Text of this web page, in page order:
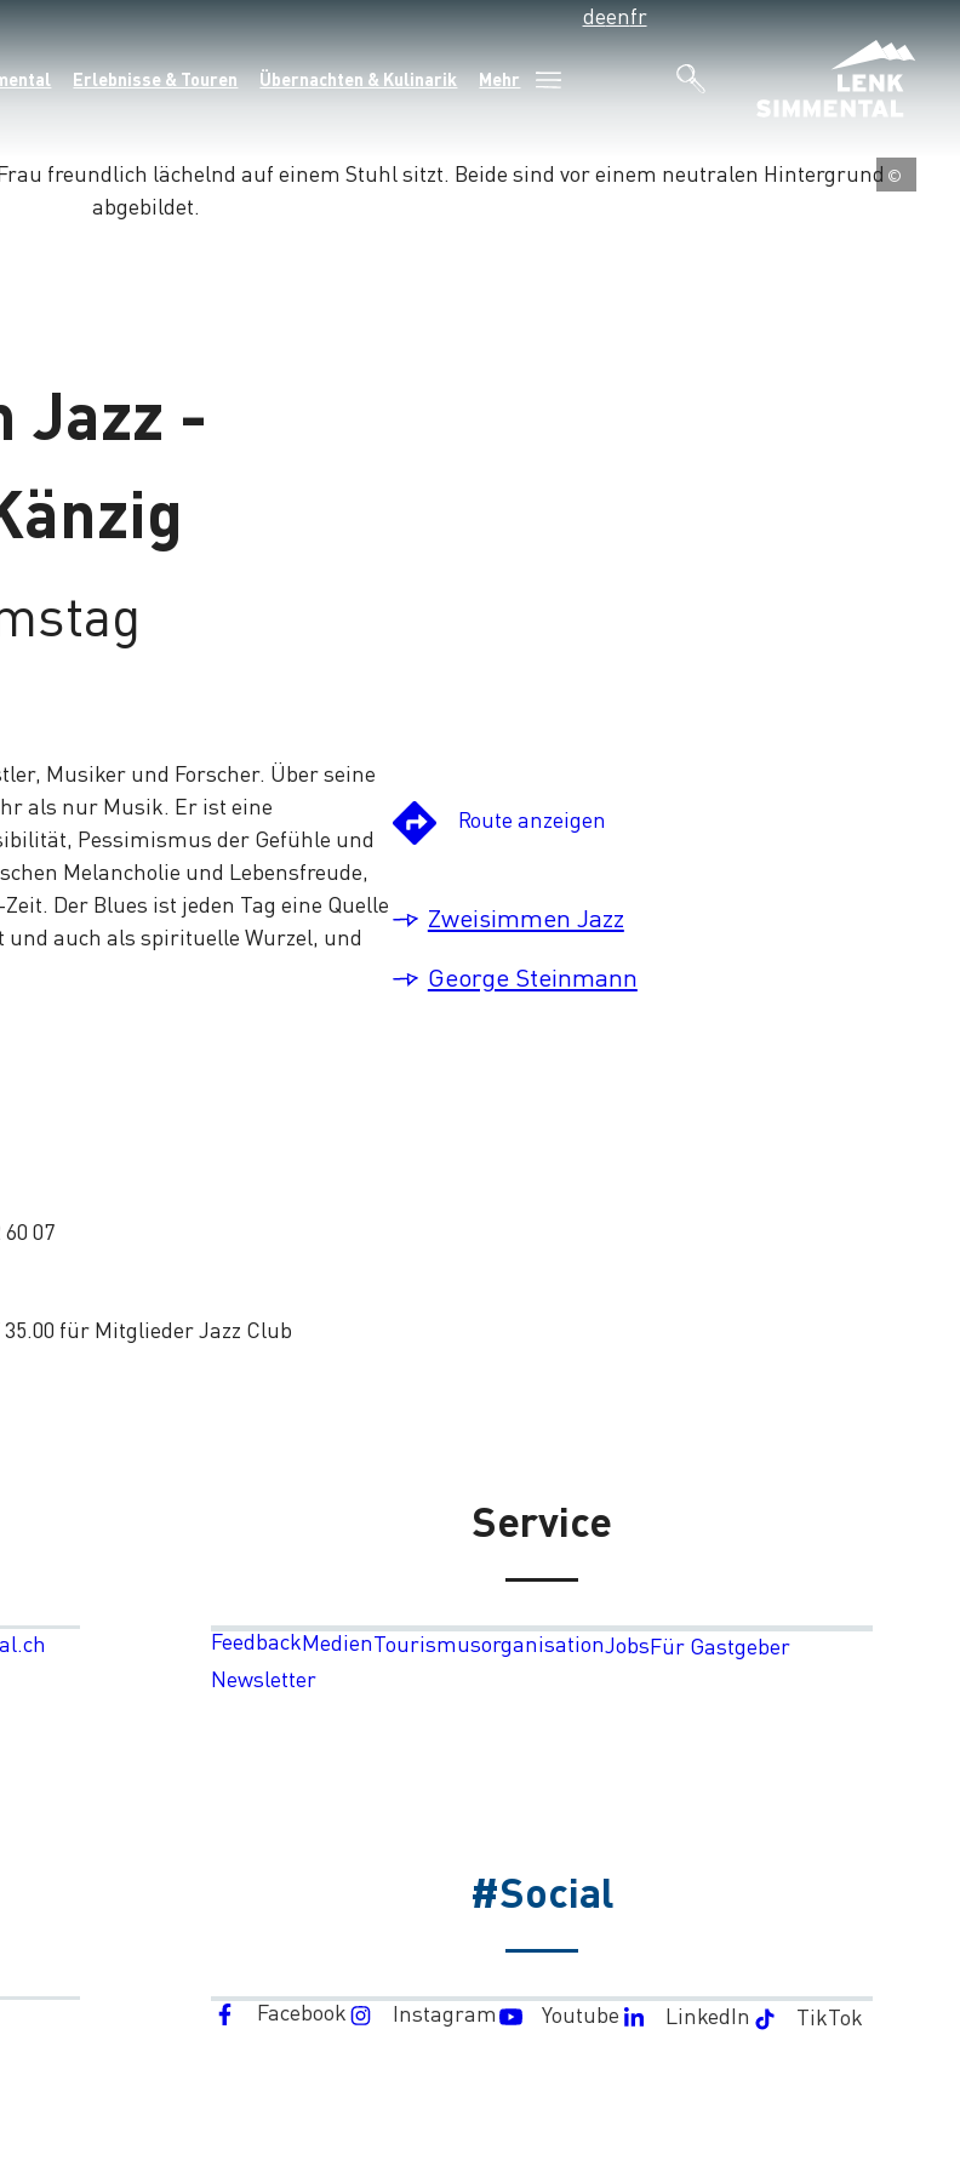
Erlebnisse & Touren Übernachten & Kulinarik Mehr
deenfr
©
Jazz -
Musiker und Forscher. Über seine
als nur Musik. Er ist eine
Pessimismus der Gefühle und
Melancholie und Lebensfreude,
Der Blues ist jeden Tag eine Quelle
auch als spirituelle Wurzel, und
07
für Mitglieder Jazz Club
Route anzeigen
Zweisimmen Jazz
George Steinmann
Service
FeedbackMedienTourismusorganisationJobsFür Gastgeber
Newsletter
#Social
Facebook Instagram Youtube LinkedIn TikTok